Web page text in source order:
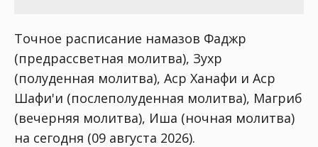
Точное расписание намазов Фаджр
(предрассветная молитва), Зухр
(полуденная молитва), Аср Ханафи и Аср
Шафи'и (послеполуденная молитва), Магриб
(вечерняя молитва), Иша (ночная молитва)
на сегодня (09 августа 2026).